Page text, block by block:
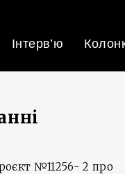
Інтерв’ю
№11256- 2 про